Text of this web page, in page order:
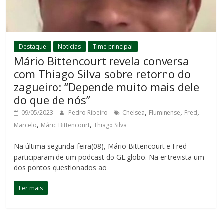
Destaque Notícias Time principal
Mário Bittencourt revela conversa
com Thiago Silva sobre retorno do
zagueiro: “Depende muito mais dele
do que de nós”
09/05/2023 Pedro Ribeiro Chelsea, Fluminense, Fred,
Marcelo, Mário Bittencourt,Thiago Silva
Na última segunda-feira(08), Mário Bittencourt e Fred
participaram de um podcast do GE.globo. Na entrevista um
dos pontos questionados ao
Ler mais